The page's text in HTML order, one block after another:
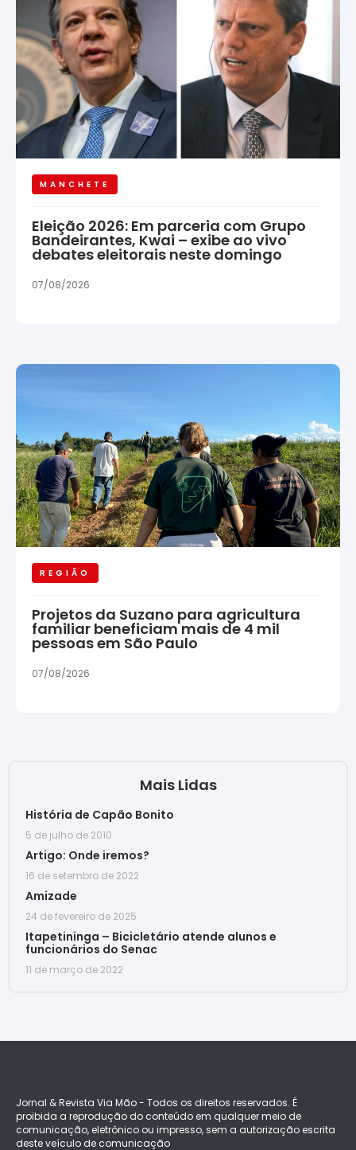
MANCHETE
Eleição 2026: Em parceria com Grupo
Bandeirantes, Kwai – exibe ao vivo
debates eleitorais neste domingo
07/08/2026
REGIÃO
Projetos da Suzano para agricultura
familiar beneficiam mais de 4 mil
pessoas em São Paulo
07/08/2026
Mais Lidas
História de Capão Bonito
5 de julho de 2010
Artigo: Onde iremos?
16 de setembro de 2022
Amizade
24 de fevereiro de 2025
Itapetininga – Bicicletário atende alunos e
funcionários do Senac
11 de março de 2022
Jornal & Revista Via Mão - Todos os direitos reservados. É
proibida a reprodução do conteúdo em qualquer meio de
comunicação, eletrônico ou impresso, sem a autorização escrita
deste veículo de comunicação